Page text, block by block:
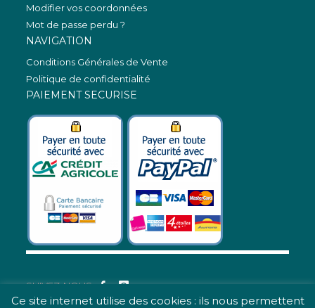
Modifier vos coordonnées
Mot de passe perdu ?
NAVIGATION
Conditions Générales de Vente
Politique de confidentialité
PAIEMENT SECURISE
SUIVEZ-NOUS
Ce site internet utilise des cookies : ils nous permettent